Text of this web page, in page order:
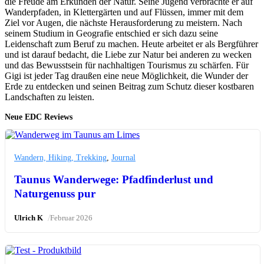
Wanderpfaden, in Klettergärten und auf Flüssen, immer mit dem
Ziel vor Augen, die nächste Herausforderung zu meistern. Nach
seinem Studium in Geografie entschied er sich dazu seine
Leidenschaft zum Beruf zu machen. Heute arbeitet er als Bergführer
und ist darauf bedacht, die Liebe zur Natur bei anderen zu wecken
und das Bewusstsein für nachhaltigen Tourismus zu schärfen. Für
Gigi ist jeder Tag draußen eine neue Möglichkeit, die Wunder der
Erde zu entdecken und seinen Beitrag zum Schutz dieser kostbaren
Landschaften zu leisten.
Neue EDC Reviews
Wandern, Hiking, Trekking, Journal
Taunus Wanderwege: Pfadfinderlust und
Naturgenuss pur
Ulrich K /Februar 2026